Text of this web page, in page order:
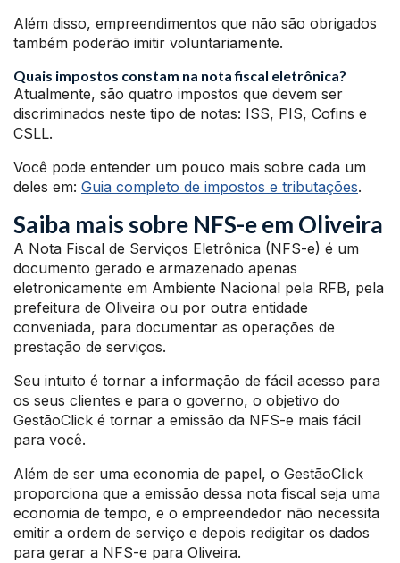
Além disso, empreendimentos que não são obrigados
também poderão imitir voluntariamente.
Quais impostos constam na nota fiscal eletrônica?
Atualmente, são quatro impostos que devem ser
discriminados neste tipo de notas: ISS, PIS, Cofins e
CSLL.
Você pode entender um pouco mais sobre cada um
deles em: Guia completo de impostos e tributações.
Saiba mais sobre NFS-e em Oliveira
A Nota Fiscal de Serviços Eletrônica (NFS-e) é um
documento gerado e armazenado apenas
eletronicamente em Ambiente Nacional pela RFB, pela
prefeitura de Oliveira ou por outra entidade
conveniada, para documentar as operações de
prestação de serviços.
Seu intuito é tornar a informação de fácil acesso para
os seus clientes e para o governo, o objetivo do
GestãoClick é tornar a emissão da NFS-e mais fácil
para você.
Além de ser uma economia de papel, o GestãoClick
proporciona que a emissão dessa nota fiscal seja uma
economia de tempo, e o empreendedor não necessita
emitir a ordem de serviço e depois redigitar os dados
para gerar a NFS-e para Oliveira.